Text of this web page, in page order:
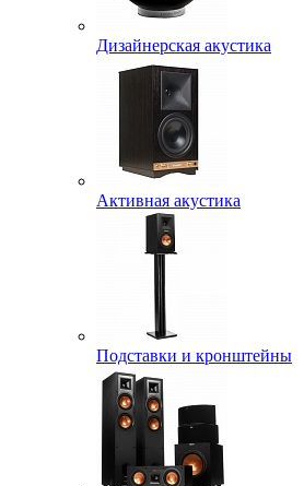
Дизайнерская акустика
Активная акустика
Подставки и кронштейны